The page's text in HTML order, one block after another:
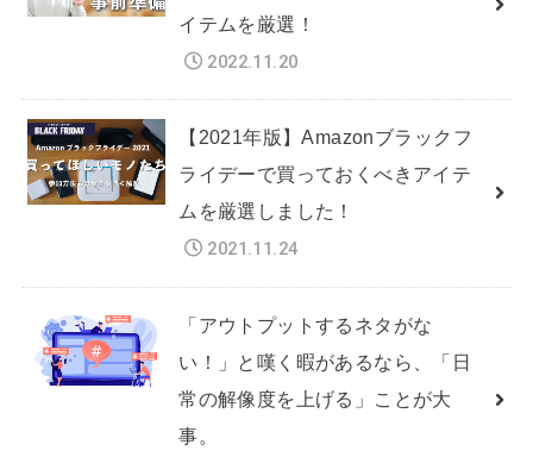
イテムを厳選！
2022.11.20
【2021年版】Amazonブラックフ
ライデーで買っておくべきアイテ
ムを厳選しました！
2021.11.24
「アウトプットするネタがな
い！」と嘆く暇があるなら、「日
常の解像度を上げる」ことが大
事。